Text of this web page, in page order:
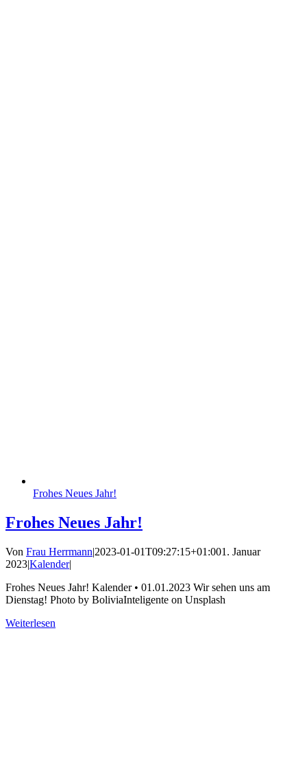
Frohes Neues Jahr!
Frohes Neues Jahr!
Von Frau Herrmann|2023-01-01T09:27:15+01:001. Januar
2023|Kalender|
Frohes Neues Jahr! Kalender • 01.01.2023 Wir sehen uns am
Dienstag! Photo by BoliviaInteligente on Unsplash
Weiterlesen